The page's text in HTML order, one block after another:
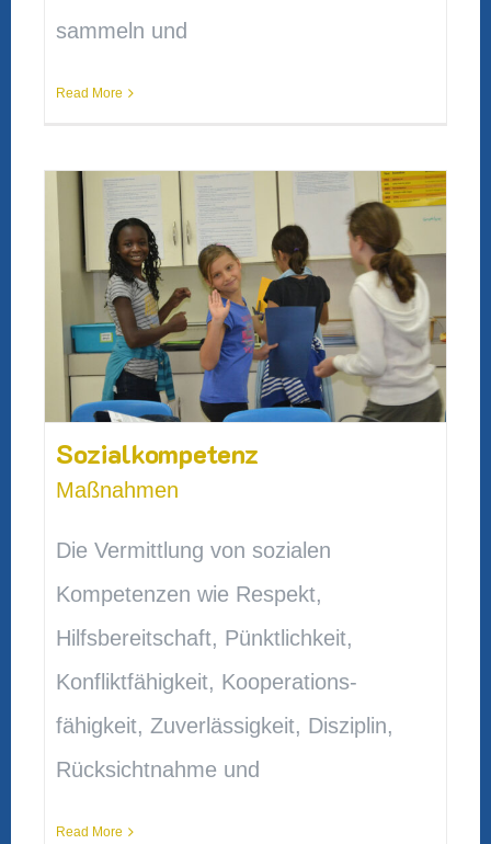
sammeln und
Read More
Sozialkompetenz
Maßnahmen
Die Vermittlung von sozialen
Kompetenzen wie Respekt,
Hilfsbereitschaft, Pünktlichkeit,
Konfliktfähigkeit, Kooperations­
fähigkeit, Zuverlässigkeit, Disziplin,
Rücksichtnahme und
Read More